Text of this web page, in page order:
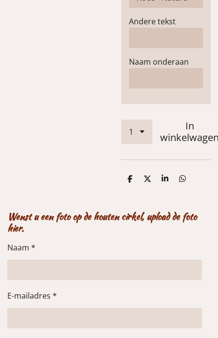
Andere tekst
Naam onderaan
In
D
n
D
S
e
D
n
Wenst u een foto op de houten cirkel, upload de foto
hier.
Naam *
E-mailadres *